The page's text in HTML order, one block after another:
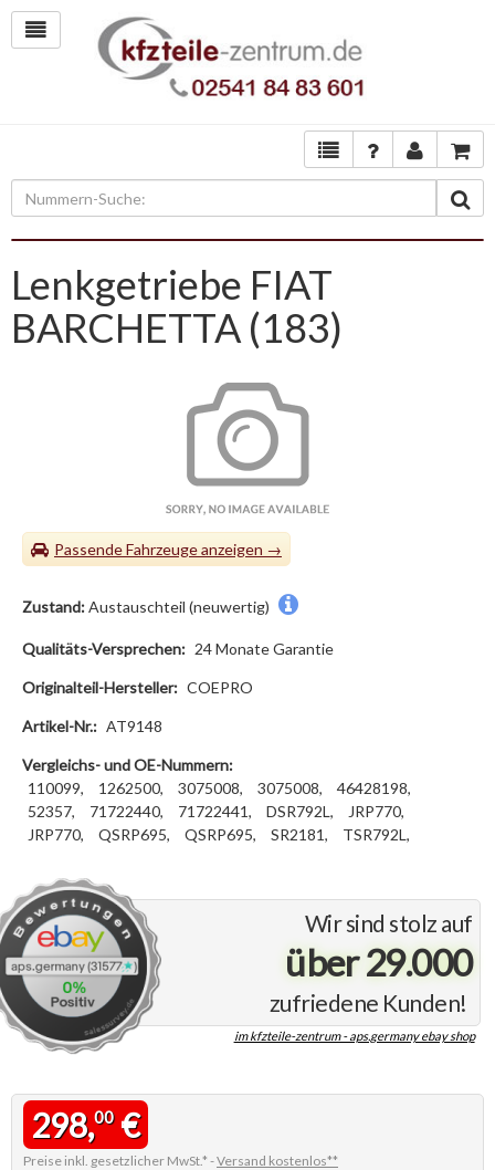
Lenkgetriebe FIAT
BARCHETTA (183)
Passende Fahrzeuge
Wir sind stolz auf
über 29.000
zufriedene Kunden!
im kfzteile-zentrum - aps.germany ebay shop
Zustand:Austauschteil (neuwertig)
Qualitäts-Versprechen: 24 Monate Garantie
Originalteil-Hersteller: COEPRO
Artikel-Nr.: AT9148
Vergleichs- und OE-Nummern:
110099,
1262500, 3075008, 3075008,
46428198,
52357,
71722440, 71722441, DSR792L,
JRP770,
JRP770,
QSRP695, QSRP695, SR2181, TSR792L,
298,00€
Preise inkl. gesetzlicher MwSt.* -Versand kostenlos**